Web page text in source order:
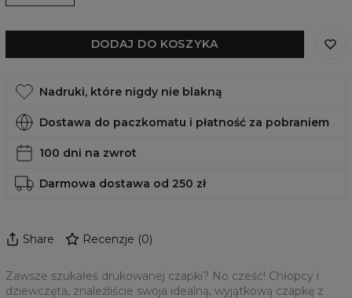
DODAJ DO KOSZYKA
Nadruki, które nigdy nie blakną
Dostawa do paczkomatu i płatność za pobraniem
100 dni na zwrot
Darmowa dostawa od 250 zł
Share Recenzje (0)
Zawsze szukałeś drukowanej czapki? No cześć! Chłopcy i
dziewczęta, znaleźliście swoja idealną, wyjątkową czapkę z